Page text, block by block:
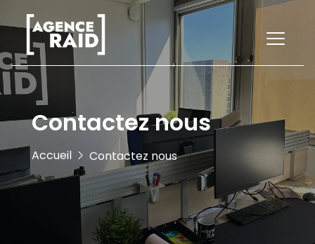
Contactez nous
Accueil Contactez nous